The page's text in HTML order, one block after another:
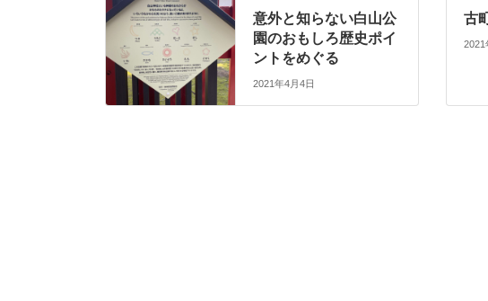
意外と知らない白山公
園のおもしろ歴史ポイ
ントをめぐる
2021年4月4日
古
2021